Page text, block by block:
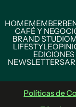
HOMEMEMBER
CAFÉ Y
BRAND STUDIO
LIFESTYLE
NEWSLETTERS
Políticas de